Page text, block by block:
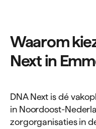
Waarom
Next in
DNA Next is dé
in Noordoost-
zorgorganisaties in